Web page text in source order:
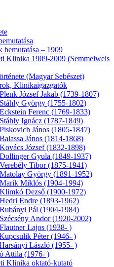
– 1909
Klinika 1909-2009 (Semmelweis
(Magyar Sebészet)
Klinikaigazgatók
József Jakab (1739-1807)
György (1755-1802)
Ferenc (1769-1833)
Ignácz (1787-1849)
János (1805-1847)
János (1814-1868)
József (1832-1898)
Gyula (1849-1937)
Tibor (1875-1941)
György (1891-1952)
Miklós (1904-1994)
Dezső (1900-1972)
Endre (1893-1962)
Pál (1904-1984)
Andor (1920-2002)
Lajos (1938- )
Péter (1946- )
László (1955- )
Attila (1976- )
Klinika oktató-kutató